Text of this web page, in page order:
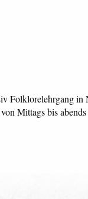
Folklorelehrgang
Mittags bis